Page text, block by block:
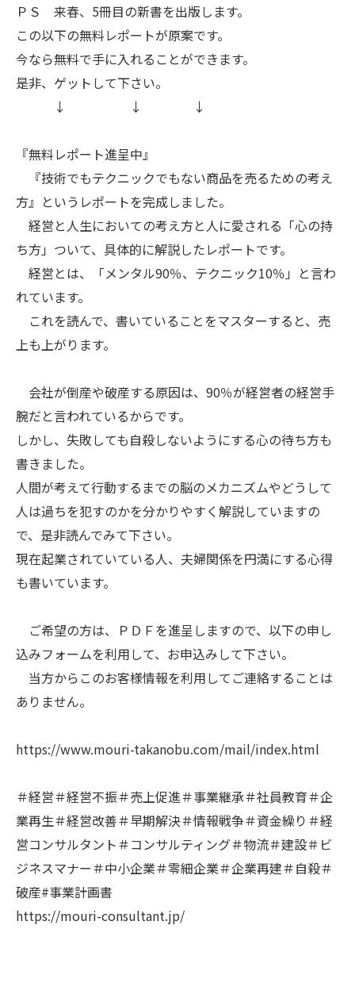
ＰＳ 来春、5冊目の新書を出版します。
この以下の無料レポートが原案です。
今なら無料で手に入れることができます。
是非、ゲットして下さい。
↓ ↓ ↓
『無料レポート進呈中』
『技術でもテクニックでもない商品を売るための考え
方』というレポートを完成しました。
経営と人生においての考え方と人に愛される「心の持
ち方」ついて、具体的に解説したレポートです。
経営とは、「メンタル90％、テクニック10％」と言わ
れています。
これを読んで、書いていることをマスターすると、売
上も上がります。
会社が倒産や破産する原因は、90％が経営者の経営手
腕だと言われているからです。
しかし、失敗しても自殺しないようにする心の待ち方も
書きました。
人間が考えて行動するまでの脳のメカニズムやどうして
人は過ちを犯すのかを分かりやすく解説していますの
で、是非読んでみて下さい。
現在起業されていている人、夫婦関係を円満にする心得
も書いています。
ご希望の方は、ＰＤＦを進呈しますので、以下の申し
込みフォームを利用して、お申込みして下さい。
当方からこのお客様情報を利用してご連絡することは
ありません。
https://www.mouri-takanobu.com/mail/index.html
＃経営＃経営不振＃売上促進＃事業継承＃社員教育＃企
業再生＃経営改善＃早期解決＃情報戦争＃資金繰り＃経
営コンサルタント＃コンサルティング＃物流＃建設＃ビ
ジネスマナー＃中小企業＃零細企業＃企業再建＃自殺＃
破産#事業計画書
https://mouri-consultant.jp/